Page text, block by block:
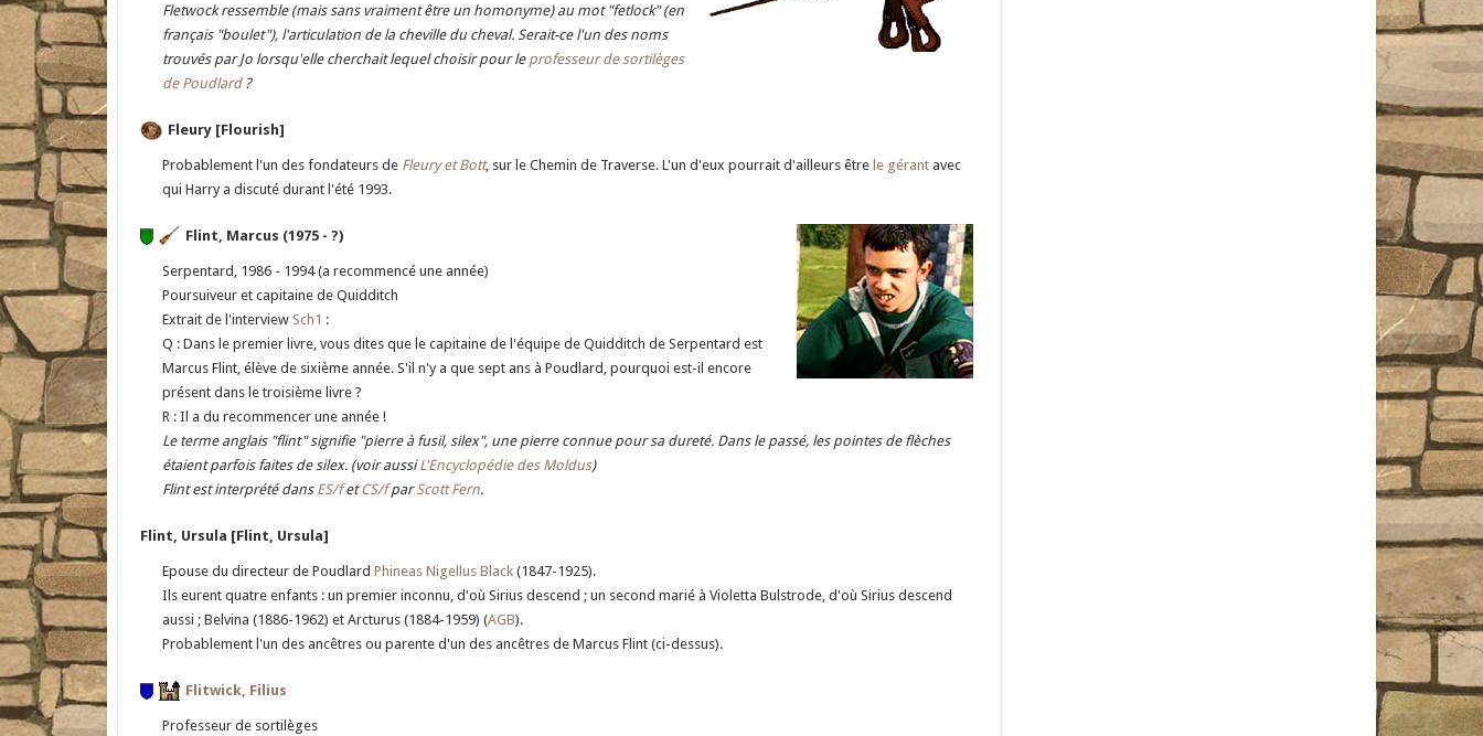
Fletwock ressemble (mais sans vraiment être un homonyme) au mot "fetlock" (en
français "boulet"), l'articulation de la cheville du cheval. Serait-ce l'un des noms
trouvés par Jo lorsqu'elle cherchait lequel choisir pour le professeur de sortilèges
de Poudlard?
Fleury [Flourish]
Probablement l'un des fondateurs de Fleury et Bott, sur le Chemin de Traverse. L'un d'eux pourrait d'ailleurs être le gérant avec
qui Harry a discuté durant l'été 1993.
Flint, Marcus (1975 - ?)
Serpentard, 1986 - 1994(a recommencé une année)
Poursuiveur et capitaine de Quidditch
Extrait de l'interview Sch1 :
Q : Dans le premier livre, vous dites que le capitaine de l'équipe de Quidditch de Serpentard est
Marcus Flint, élève de sixième année. S'il n'y a que sept ans à Poudlard, pourquoi est-il encore
présent dans le troisième livre ?
R : Il a du recommencer une année !
Le terme anglais "flint" signifie "pierre à fusil, silex", une pierre connue pour sa dureté. Dans le passé, les pointes de flèches
étaient parfois faites de silex. (voir aussiL'Encyclopédie des Moldus)
Flint est interprété dans ES/fetCS/fparScott Fern.
Flint, Ursula [Flint, Ursula]
Epouse du directeur de Poudlard Phineas Nigellus Black (1847-1925).
Ils eurent quatre enfants : un premier inconnu, d'où Sirius descend ; un second marié à Violetta Bulstrode, d'où Sirius descend
aussi ; Belvina (1886-1962) et Arcturus (1884-1959) (AGB).
Probablement l'un des ancêtres ou parente d'un des ancêtres de Marcus Flint (ci-dessus).
Flitwick, Filius
Professeur de sortilèges